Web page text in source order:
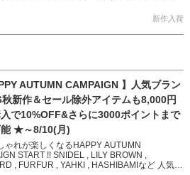
新作入荷
AUTUMN CAMPAIGN 】人気ブラン
秋新作＆セール除外アイテムも8,000円
で10%OFF&さらに3000ポイントまで
★～8/10(月)
ゃれが楽しくなるHAPPY AUTUMN
START !! SNIDEL , LILY BROWN ,
, FURFUR , YAHKI , HASHIBAMIなど 人気ブ